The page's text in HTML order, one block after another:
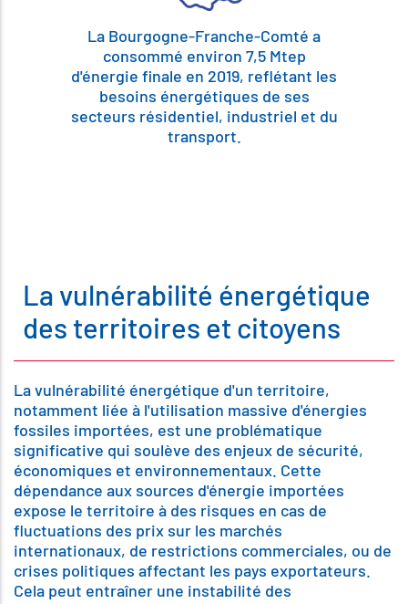
La Bourgogne-Franche-Comté a
consommé environ 7,5 Mtep
d'énergie finale en 2019, reflétant les
besoins énergétiques de ses
secteurs résidentiel, industriel et du
transport.
La vulnérabilité énergétique
des territoires et citoyens
La vulnérabilité énergétique d'un territoire,
notamment liée à l'utilisation massive d'énergies
fossiles importées, est une problématique
significative qui soulève des enjeux de sécurité,
économiques et environnementaux. Cette
dépendance aux sources d'énergie importées
expose le territoire à des risques en cas de
fluctuations des prix sur les marchés
internationaux, de restrictions commerciales, ou de
crises politiques affectant les pays exportateurs.
Cela peut entraîner une instabilité des